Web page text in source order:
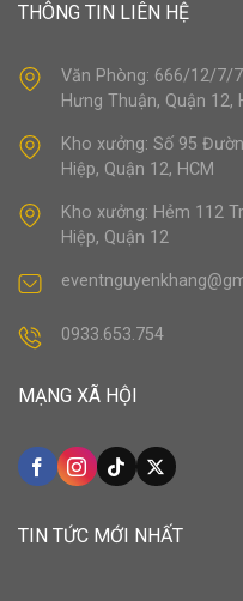
THÔNG TIN LIÊN HỆ
Văn Phòng: 666/12/7/
Hưng Thuận, Quận 12,
Kho xưởng: Số 95
Hiệp, Quận 12, HCM
Kho xưởng: Hẻm 112
Hiệp, Quận 12
0933.653.754
MẠNG XÃ HỘI
TIN TỨC MỚI NHẤT